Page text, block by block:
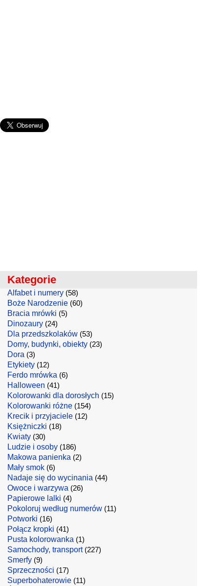
Kategorie
Alfabet i numery (58)
Boże Narodzenie (60)
Bracia mrówki (5)
Dinozaury (24)
Dla przedszkolaków (53)
Domy, budynki, obiekty (23)
Dora (3)
Etykiety (12)
Ferdo mrówka (6)
Halloween (41)
Kolorowanki dla dorosłych (15)
Kolorowanki różne (154)
Krecik i przyjaciele (12)
Księżniczki (18)
Kwiaty (30)
Ludzie i osoby (186)
Makowa panienka (2)
Mały smok (6)
Nadaje się do wycinania (44)
Owoce i warzywa (26)
Papierowe lalki (4)
Pokoloruj według numerów (11)
Potworki (16)
Połącz kropki (41)
Pusta kolorowanka (1)
Samochody, transport(227)
Smerfy (9)
Sprzeczności (17)
Superbohaterowie (11)